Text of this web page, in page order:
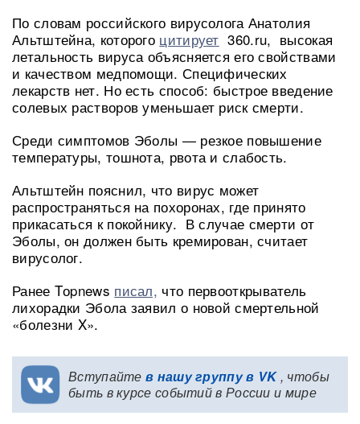
По словам российского вирусолога Анатолия
Альтштейна, которого цитирует 360.ru, высокая
летальность вируса объясняется его свойствами
и качеством медпомощи. Специфических
лекарств нет. Но есть способ: быстрое введение
солевых растворов уменьшает риск смерти.
Среди симптомов Эболы — резкое повышение
температуры, тошнота, рвота и слабость.
Альтштейн пояснил, что вирус может
распространяться на похоронах, где принято
прикасаться к покойнику. В случае смерти от
Эболы, он должен быть кремирован, считает
вирусолог.
Ранее Tоpnews писал, что первооткрыватель
лихорадки Эбола заявил о новой смертельной
«болезни X».
Вступайте в нашу группу в VK, чтобы
быть в курсе событий в России и мире